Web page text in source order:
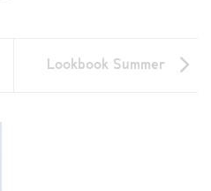
Lookbook Summer